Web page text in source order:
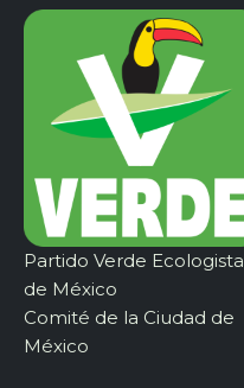
Partido Verde Ecologista
de México
Comité de la Ciudad de
México